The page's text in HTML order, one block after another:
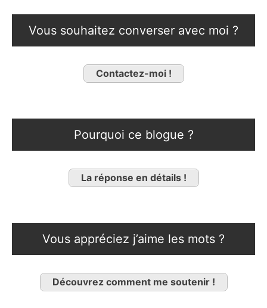
Vous souhaitez converser avec moi ?
Contactez-moi !
Pourquoi ce blogue ?
La réponse en détails !
Vous appréciez j’aime les mots ?
Découvrez comment me soutenir !